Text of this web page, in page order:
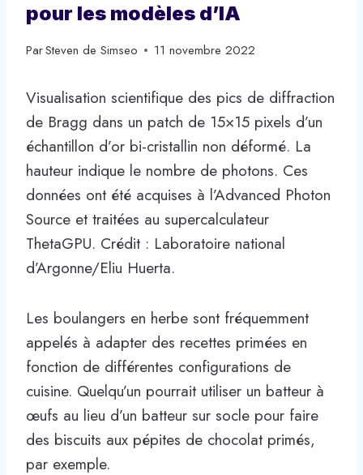
pour les modèles d’IA
ParSteven de Simseo 11 novembre 2022
Visualisation scientifique des pics de diffraction
de Bragg dans un patch de 15×15 pixels d’un
échantillon d’or bi-cristallin non déformé. La
hauteur indique le nombre de photons. Ces
données ont été acquises à l’Advanced Photon
Source et traitées au supercalculateur
ThetaGPU. Crédit : Laboratoire national
d’Argonne/Eliu Huerta.
Les boulangers en herbe sont fréquemment
appelés à adapter des recettes primées en
fonction de différentes configurations de
cuisine. Quelqu’un pourrait utiliser un batteur à
œufs au lieu d’un batteur sur socle pour faire
des biscuits aux pépites de chocolat primés,
par exemple.